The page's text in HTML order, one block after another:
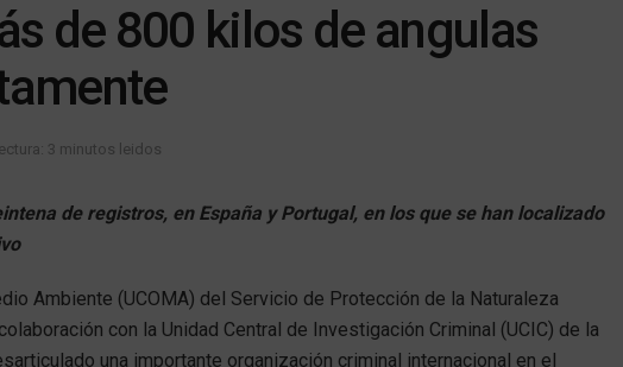
de 800 kilos de angulas
3 minutos leidos
de registros, en España y Portugal, en los que se han localizado
Ambiente (UCOMA) del Servicio de Protección de la Naturaleza
con la Unidad Central de Investigación Criminal (UCIC) de la
una importante organización criminal internacional en el